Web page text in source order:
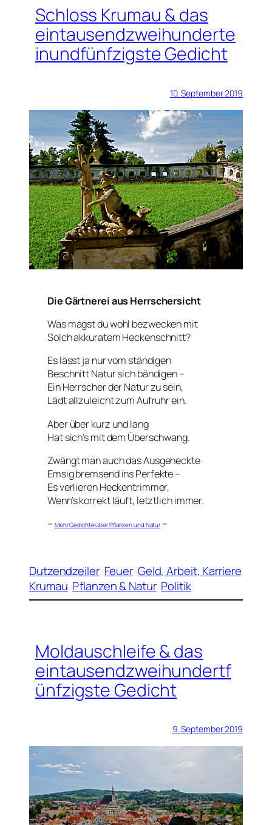
Schloss Krumau & das
eintausendzweihunderte
inundfünfzigste Gedicht
10. September 2019
Die Gärtnerei aus Herrschersicht
Was magst du wohl bezwecken mit
Solch akkuratem Heckenschnitt?
Es lässt ja nur vom ständigen
Beschnitt Natur sich bändigen –
Ein Herrscher der Natur zu sein,
Lädt allzuleicht zum Aufruhr ein.
Aber über kurz und lang
Hat sich’s mit dem Überschwang.
Zwängt man auch das Ausgeheckte
Emsig bremsend ins Perfekte –
Es verlieren Heckentrimmer,
Wenn’s korrekt läuft, letztlich immer.
– Mehr Gedichte über Pflanzen und Natur–
Dutzendzeiler Feuer Geld, Arbeit, Karriere
Krumau Pflanzen & Natur Politik
Moldauschleife & das
eintausendzweihundertf
ünfzigste Gedicht
9. September 2019